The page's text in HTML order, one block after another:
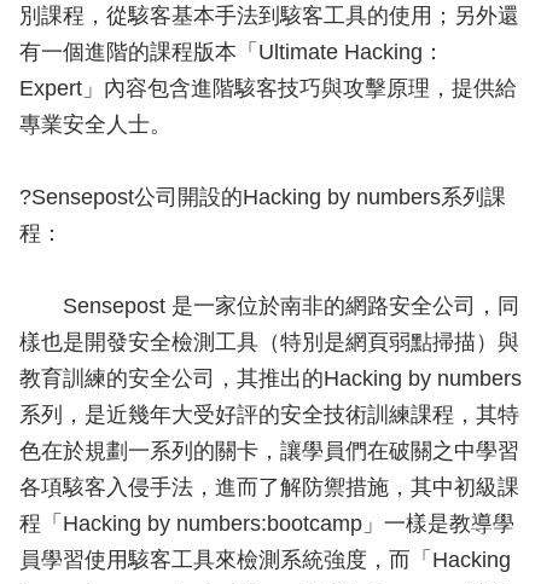
別課程，從駭客基本手法到駭客工具的使用；另外還
有一個進階的課程版本「Ultimate Hacking：
Expert」內容包含進階駭客技巧與攻擊原理，提供給
專業安全人士。
?Sensepost公司開設的Hacking by numbers系列課
程：
Sensepost 是一家位於南非的網路安全公司，同
樣也是開發安全檢測工具（特別是網頁弱點掃描）與
教育訓練的安全公司，其推出的Hacking by numbers
系列，是近幾年大受好評的安全技術訓練課程，其特
色在於規劃一系列的關卡，讓學員們在破關之中學習
各項駭客入侵手法，進而了解防禦措施，其中初級課
程「Hacking by numbers:bootcamp」一樣是教導學
員學習使用駭客工具來檢測系統強度，而「Hacking